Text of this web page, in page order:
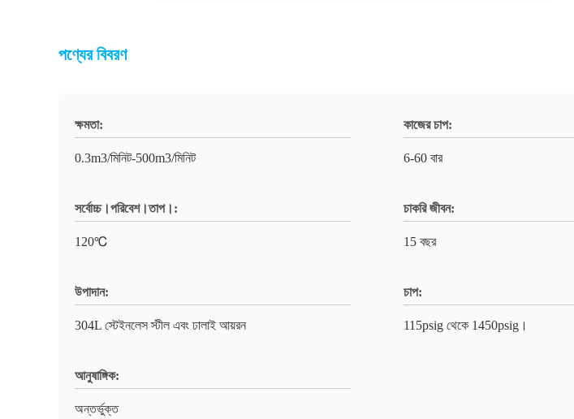
পণ্যের বিবরণ
ক্ষমতা:
0.3m3/মিনিট-500m3/মিনিট
কাজের চাপ:
6-60 বার
সর্বোচ্চ।পরিবেশ।তাপ।:
120℃
চাকরি জীবন:
15 বছর
উপাদান:
304L স্টেইনলেস স্টীল এবং ঢালাই আয়রন
চাপ:
115psig থেকে 1450psig।
আনুষাঙ্গিক:
অন্তর্ভুক্ত